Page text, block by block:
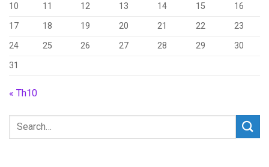
10
11 12 13 14 15
16
17
18 19 20 21 22
23
24
25 26 27 28 29
30
31
« Th10